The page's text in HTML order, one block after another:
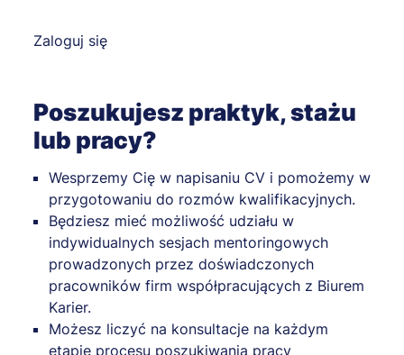
Zaloguj się
Poszukujesz praktyk, stażu
lub pracy?
Wesprzemy Cię w napisaniu CV i pomożemy w
przygotowaniu do rozmów kwalifikacyjnych.
Będziesz mieć możliwość udziału w
indywidualnych sesjach mentoringowych
prowadzonych przez doświadczonych
pracowników firm współpracujących z Biurem
Karier.
Możesz liczyć na konsultacje na każdym
etapie procesu poszukiwania pracy